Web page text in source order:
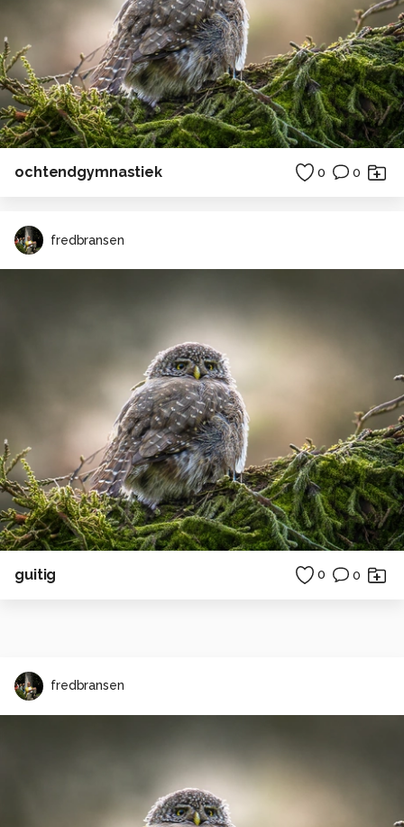
ochtendgymnastiek 0 0
fredbransen
guitig 0 0
fredbransen